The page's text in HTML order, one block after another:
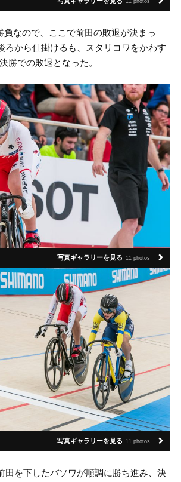
負なので、ここで前田の敗退が決まっ
ろから仕掛けるも、スタリコワをかわす
勝での敗退となった。
写真ギャラリーを見る 11 photos
写真ギャラリーを見る 11 photos
田を下したバソワが順調に勝ち進み、決